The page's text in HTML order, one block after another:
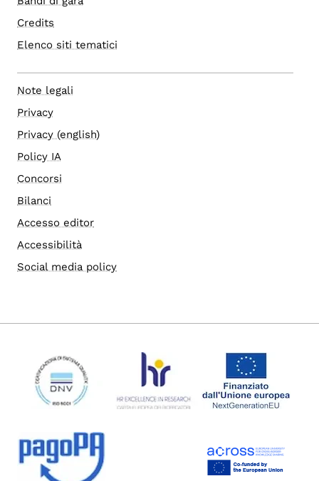
Credits
Elenco siti tematici
Note legali
Privacy
Privacy (english)
Policy IA
Concorsi
Bilanci
Accesso editor
Accessibilità
Social media policy